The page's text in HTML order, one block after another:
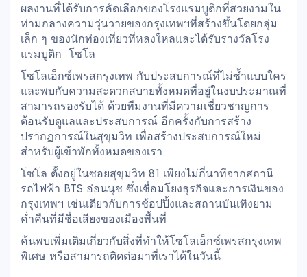
ผลงานที่ได้รับการคัดเลือกของโรงแรมบูติกที่สวยงามใน
ท่ามกลางความวุ่นวายของกรุงเทพฯที่สร้างขึ้นโดยกลุ่ม
เล็ก ๆ ของนักท่องเที่ยวที่หลงใหลและได้รับรางวัลโรง
แรมบูติก โซโล
โซโลเอ็กซ์เพรสกรุงเทพ กับประสบการณ์ที่ไม่ซ้ำแบบใคร
และพบกับความสะดวกสบายทั้งหมดที่อยู่ในงบประมาณที่
สามารถรองรับได้ ด้วยทีมงานที่มีความเชี่ยวชาญการ
ต้อนรับดูแลและประสบการณ์ อีกครั้งกับการสร้าง
ปรากฏการณ์ในสุขุมวิท เพื่อสร้างประสบการณ์ใหม่
สำหรับผู้เข้าพักทั้งหมดของเรา
โซโล ตั้งอยู่ในซอยสุขุมวิท 81 เพียงไม่กี่นาทีจากสถานี
รถไฟฟ้า BTS อ่อนนุช ซึ่งเชื่อมโยงธุรกิจและการเงินของ
กรุงเทพฯ เช่นเดียวกับการช้อปปิ้งและสถานบันเทิงยาม
ค่ำคืนที่มีชื่อเสียงของเมืองพื้นที่
ค้นพบเพิ่มเติมเกี่ยวกับสิ่งที่ทำให้โซโลเอ็กซ์เพรสกรุงเทพ
พิเศษ หรือสามารถติดต่อมาที่เราได้ในวันนี้